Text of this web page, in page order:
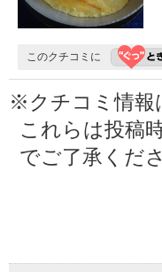
このクチコミに
※クチコミ情報
これらは投稿
でご了承くだ